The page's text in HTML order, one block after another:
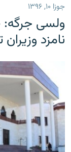
بازگشت
منوی
اصلی
صفحه
جستجو
شرق میانه
جهان
جدول نشرات
مصاحبه‌ها
مجموعه تصویری
ورزش
بحران مهاجرت
'کووید-۱۹'
تماس
جوزا ۱۰, ۱۳۹۶
ولسی
نامزد